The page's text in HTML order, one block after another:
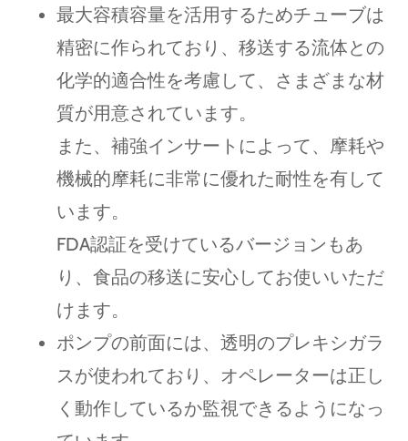
最大容積容量を活用するためチューブは
精密に作られており、移送する流体との
化学的適合性を考慮して、さまざまな材
質が用意されています。
また、補強インサートによって、摩耗や
機械的摩耗に非常に優れた耐性を有して
います。
FDA認証を受けているバージョンもあ
り、食品の移送に安心してお使いいただ
けます。
ポンプの前面には、透明のプレキシガラ
スが使われており、オペレーターは正し
く動作しているか監視できるようになっ